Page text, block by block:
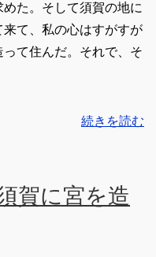
た。そして須賀の地に
て、私の心はすがすが
て住んだ。それで、そ
続きを読む
賀に宮を造